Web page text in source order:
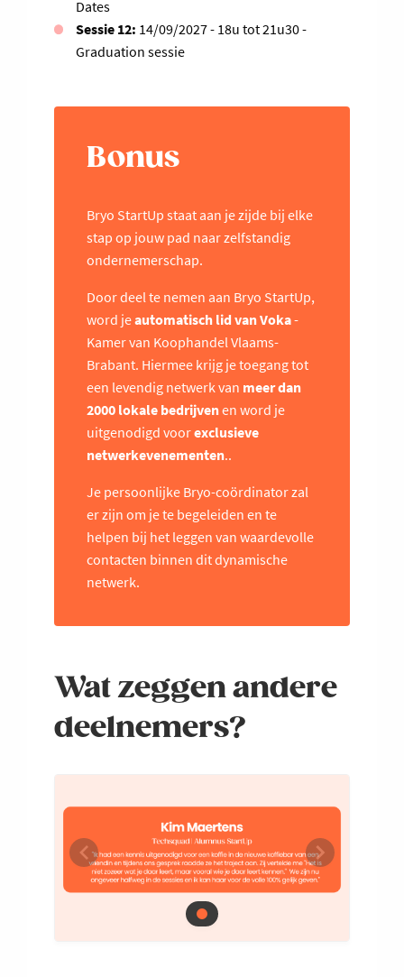
Dates
Sessie 12: 14/09/2027 - 18u tot 21u30 -
Graduation sessie
Bonus
Bryo StartUp staat aan je zijde bij elke
stap op jouw pad naar zelfstandig
ondernemerschap.
Door deel te nemen aan Bryo StartUp,
word jeautomatisch lid van Voka-
Kamer van Koophandel Vlaams-
Brabant. Hiermee krijg je toegang tot
een levendig netwerk van meer dan
2000 lokale bedrijvenen word je
uitgenodigd voorexclusieve
netwerkevenementen..
Je persoonlijke Bryo-coördinator zal
er zijn om je te begeleiden en te
helpen bij het leggen van waardevolle
contacten binnen dit dynamische
netwerk.
Wat zeggen andere
deelnemers?